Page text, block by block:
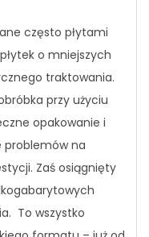
często płytami
o mniejszych
traktowania.
przy użyciu
opakowanie i
problemów na
Zaś osiągnięty
To wszystko